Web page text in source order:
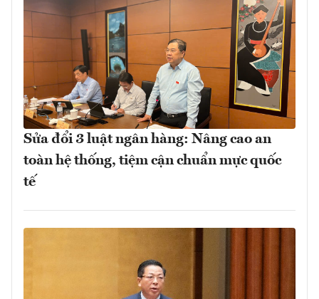
Sửa đổi 3 luật ngân hàng: Nâng cao an
toàn hệ thống, tiệm cận chuẩn mực quốc
tế